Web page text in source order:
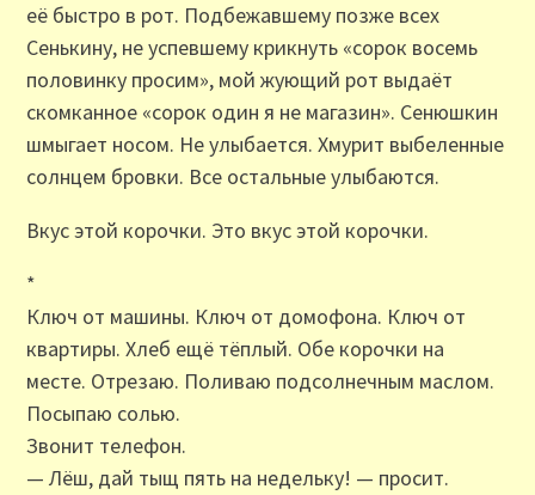
её быстро в рот. Подбежавшему позже всех
Сенькину, не успевшему крикнуть «сорок восемь
половинку просим», мой жующий рот выдаёт
скомканное «сорок один я не магазин». Сенюшкин
шмыгает носом. Не улыбается. Хмурит выбеленные
солнцем бровки. Все остальные улыбаются.
Вкус этой корочки. Это вкус этой корочки.
*
Ключ от машины. Ключ от домофона. Ключ от
квартиры. Хлеб ещё тёплый. Обе корочки на
месте. Отрезаю. Поливаю подсолнечным маслом.
Посыпаю солью.
Звонит телефон.
— Лёш, дай тыщ пять на недельку! — просит.